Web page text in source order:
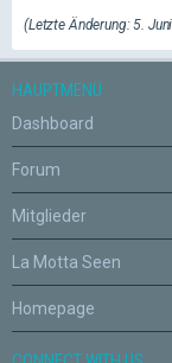
(Letzte Änderung: 5.
HAUPTMENÜ
Dashboard
Forum
Mitglieder
La Motta Seen
Homepage